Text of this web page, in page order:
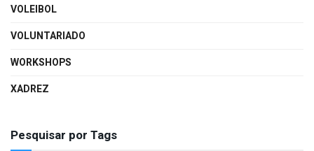
VOLEIBOL
VOLUNTARIADO
WORKSHOPS
XADREZ
Pesquisar por Tags